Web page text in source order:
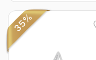
diamantes de 0.17
35%